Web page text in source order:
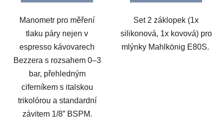
Manometr pro měření
tlaku páry nejen v
espresso kávovarech
Bezzera s rozsahem 0–3
bar, přehledným
ciferníkem s italskou
trikolórou a standardní
závitem 1/8” BSPM.
Set 2 záklopek (1x
silikonová, 1x kovová) pro
mlýnky Mahlkönig E80S.